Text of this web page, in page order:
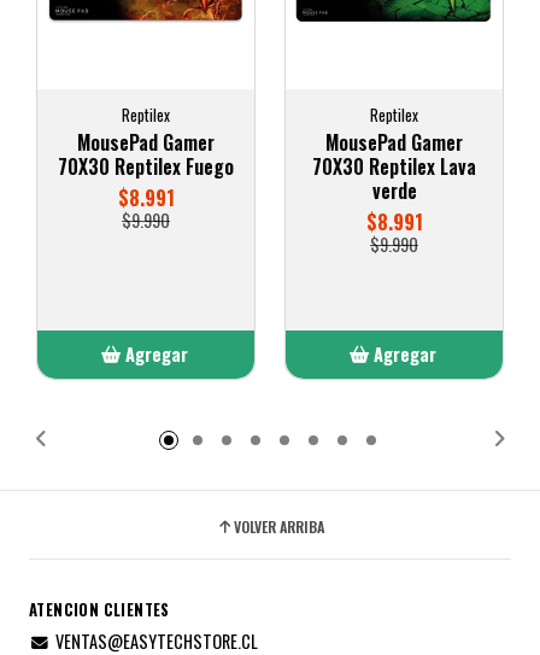
Reptilex
MousePad Gamer
70X30 Reptilex Fuego
$8.991
$9.990
Agregar
Reptilex
MousePad Gamer
70X30 Reptilex Lava
verde
$8.991
$9.990
Agregar
VOLVER ARRIBA
ATENCION CLIENTES
VENTAS@EASYTECHSTORE.CL